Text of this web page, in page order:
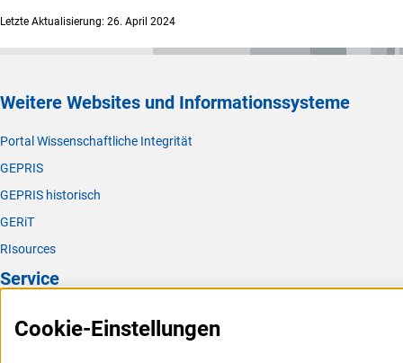
Letzte Aktualisierung: 26. April 2024
Weitere Websites und Informationssysteme
Portal Wissenschaftliche Integrität
GEPRIS
GEPRIS historisch
GERiT
RIsources
Service
Cookie-Einstellungen